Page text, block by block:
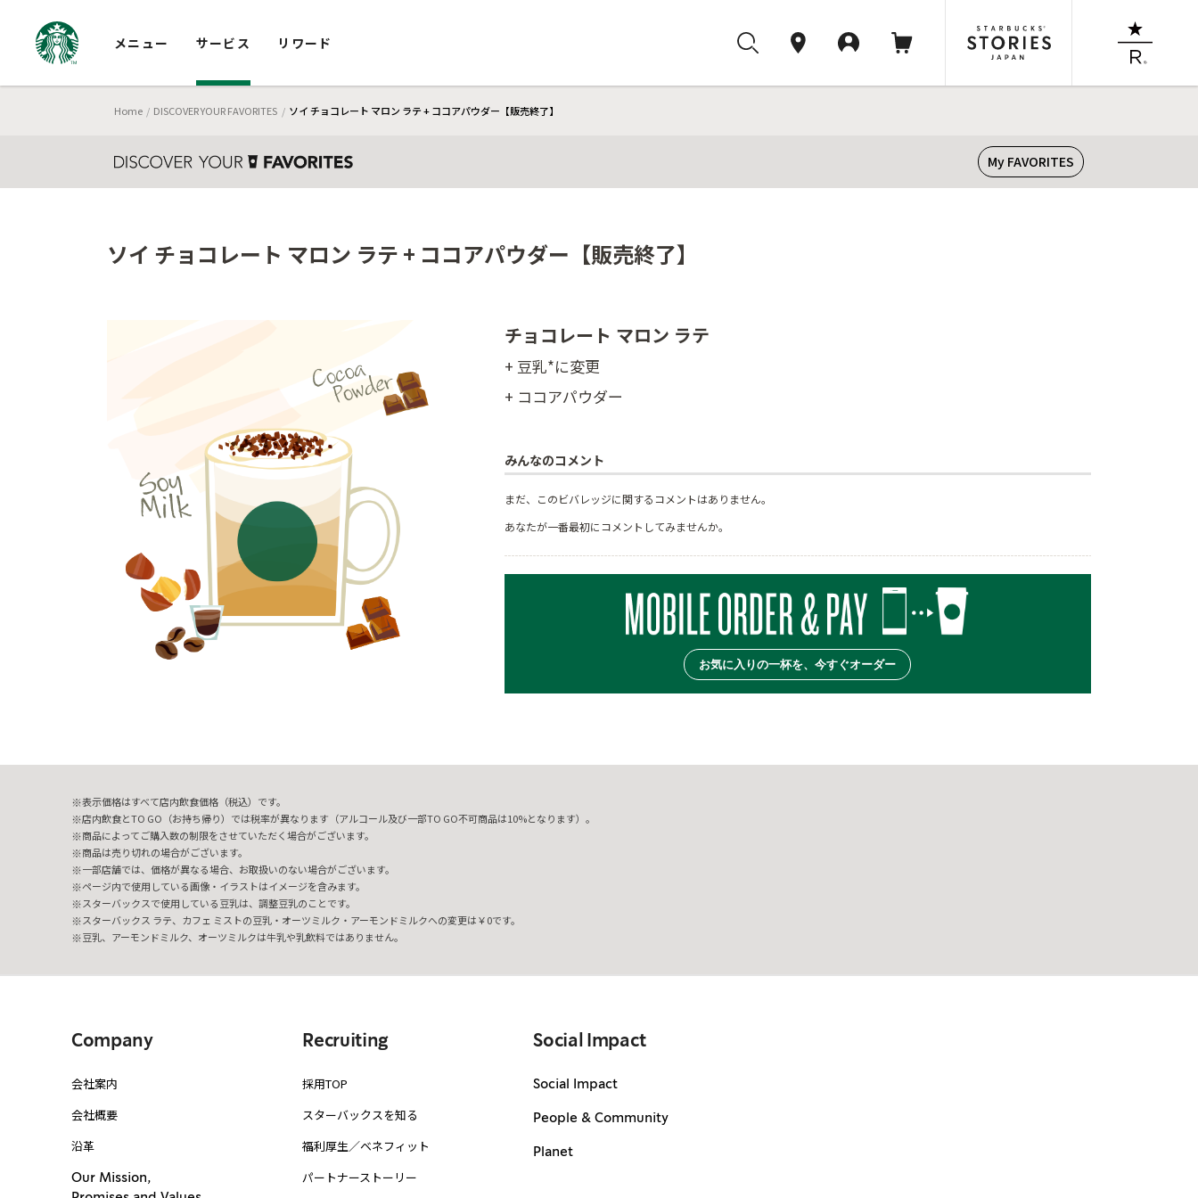
メニュー サービス リワード
Home DISCOVER YOUR FAVORITES ソイ チョコレート マロン ラテ + ココアパウダー【販売終了】
My FAVORITES
ソイ チョコレート マロン ラテ + ココアパウダー【販売終了】
チョコレート マロン ラテ
+ 豆乳*に変更
+ ココアパウダー
みんなのコメント
まだ、このビバレッジに関するコメントはありません。
あなたが一番最初にコメントしてみませんか。
お気に入りの一杯を、今すぐオーダー
表示価格はすべて店内飲食価格（税込）です。
店内飲食とTO GO（お持ち帰り）では税率が異なります（アルコール及び一部TO GO不可商品は10%となります）。
商品によってご購入数の制限をさせていただく場合がございます。
商品は売り切れの場合がございます。
一部店舗では、価格が異なる場合、お取扱いのない場合がございます。
ページ内で使用している画像・イラストはイメージを含みます。
スターバックスで使用している豆乳は、調整豆乳のことです。
スターバックス ラテ、カフェ ミストの豆乳・オーツミルク・アーモンドミルクへの変更は￥0です。
豆乳、アーモンドミルク、オーツミルクは牛乳や乳飲料ではありません。
Company
会社案内
会社概要
沿革
Our Mission,
Recruiting
採用TOP
スターバックスを知る
福利厚生／ベネフィット
パートナーストーリー
Social Impact
Social Impact
People & Community
Planet